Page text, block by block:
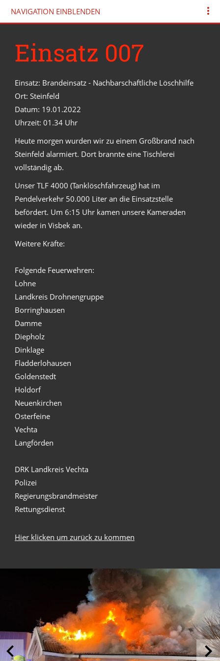
NAVIGATION EINBLENDEN
Einsatz 007
Einsatz: Brandeinsatz - Nachbarschaftliche Löschhilfe
Ort: Steinfeld
Datum: 19.01.2022
Uhrzeit: 01.34 Uhr
Heute morgen wurden wir zu einem Großbrand nach
Steinfeld alarmiert. Dort brannte eine Tischlerei
vollständig ab.
Unser TLF 4000 (Tanklöschfahrzeug) hat im
Pendelverkehr 50.000 Liter an die Einsatzstelle
befördert. Um 6:15 Uhr kamen unsere Kameraden
wieder in Visbek an.
Weitere Kräfte:
Folgende Feuerwehren:
Lohne
Landkreis Drohnengruppe
Borringhausen
Damme
Diepholz
Dinklage
Fladderlohausen
Goldenstedt
Holdorf
Neuenkirchen
Osterfeine
Vechta
Langförden
DRK Landkreis Vechta
Polizei
Regierungsbrandmeister
Rettungsdienst
Hier klicken um zurück zu kommen